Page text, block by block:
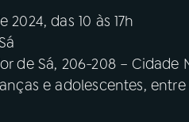
das 10 às 17h
de Sá, 206-208 – Cidade
e adolescentes, entre